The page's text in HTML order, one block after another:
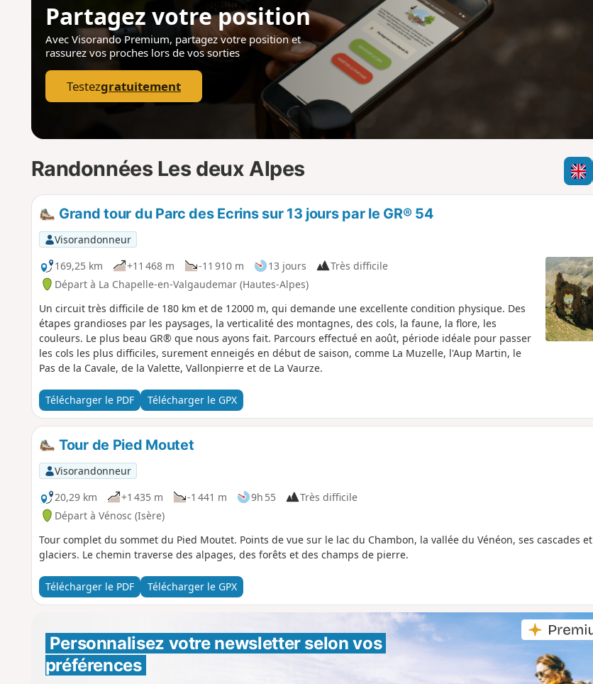
Partagez votre position
Avec Visorando Premium, partagez votre positionet
rassurez vos proches lors de vos sorties
Testezgratuitement
Randonnées Les deux Alpes
Grand tour du Parc des Ecrins sur 13 jours par le GR® 54
Visorandonneur
169,25 km
+11 468 m -11 910 m 13 jours
Très difficile
Départ à La Chapelle-en-Valgaudemar (Hautes-Alpes)
Un circuit très difficile de 180 km et de 12000 m, qui demande une excellente condition physique. Des
étapes grandioses par les paysages, la verticalité des montagnes, des cols, la faune, la flore, les
couleurs. Le plus beau GR® que nous ayons fait. Parcours effectué en août, période idéale pour passer
les cols les plus difficiles, surement enneigés en début de saison, comme La Muzelle, l'Aup Martin, le
Pas de la Cavale, de la Valette, Vallonpierre et de La Vaurze.
Télécharger le PDF Télécharger le GPX
Tour de Pied Moutet
Visorandonneur
20,29 km
+1 435 m -1 441 m 9h 55
Très difficile
Départ à Vénosc (Isère)
Tour complet du sommet du Pied Moutet. Points de vue sur le lac du Chambon, la vallée du Vénéon, ses cascades et
glaciers. Le chemin traverse des alpages, des forêts et des champs de pierre.
Télécharger le PDF Télécharger le GPX
Personnalisez votre newsletter selon vos
préférences